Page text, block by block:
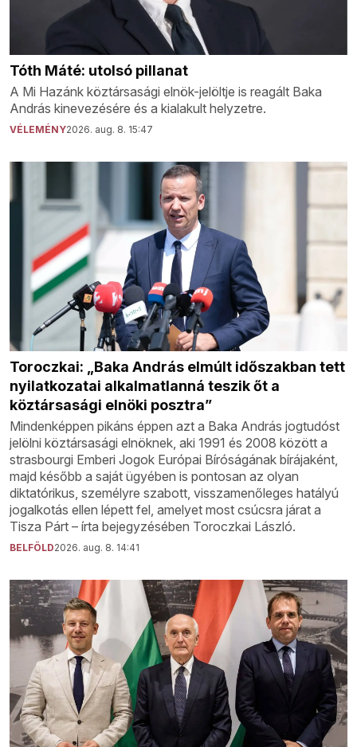
Tóth Máté: utolsó pillanat
A Mi Hazánk köztársasági elnök-jelöltje is reagált Baka
András kinevezésére és a kialakult helyzetre.
VÉLEMÉNY2026. aug. 8. 15:47
Toroczkai: „Baka András elmúlt időszakban tett
nyilatkozatai alkalmatlanná teszik őt a
köztársasági elnöki posztra”
Mindenképpen pikáns éppen azt a Baka András jogtudóst
jelölni köztársasági elnöknek, aki 1991 és 2008 között a
strasbourgi Emberi Jogok Európai Bíróságának bírájaként,
majd később a saját ügyében is pontosan az olyan
diktatórikus, személyre szabott, visszamenőleges hatályú
jogalkotás ellen lépett fel, amelyet most csúcsra járat a
Tisza Párt – írta bejegyzésében Toroczkai László.
BELFÖLD2026. aug. 8. 14:41